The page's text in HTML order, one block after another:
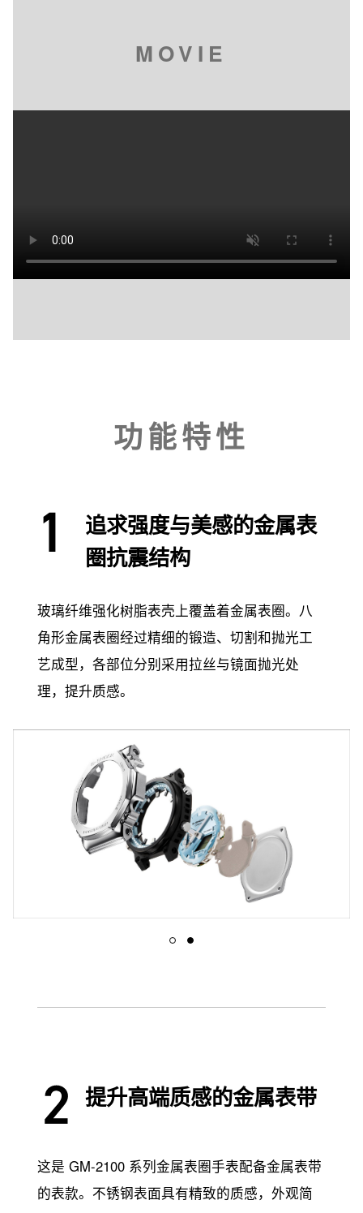
MOVIE
功能特性
追求强度与美感的金属表
圈抗震结构
玻璃纤维强化树脂表壳上覆盖着金属表圈。八
角形金属表圈经过精细的锻造、切割和抛光工
艺成型，各部位分别采用拉丝与镜面抛光处
理，提升质感。
提升高端质感的金属表带
这是 GM-2100 系列金属表圈手表配备金属表带
的表款。不锈钢表面具有精致的质感，外观简